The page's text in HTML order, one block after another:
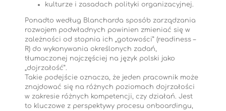
kulturze i zasadach polityki organizacyjnej.
Ponadto według Blancharda sposób zarządzania
rozwojem podwładnych powinien zmieniać się w
zależności od stopnia ich „gotowości” (readiness –
R) do wykonywania określonych zadań,
tłumaczonej najczęściej na język polski jako
„dojrzałość”.
Takie podejście oznacza, że jeden pracownik może
znajdować się na różnych poziomach dojrzałości
w zakresie różnych kompetencji, czy działań. Jest
to kluczowe z perspektywy procesu onboardingu,